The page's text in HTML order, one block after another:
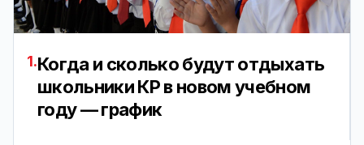
1.Когда и сколько будут отдыхать
школьники КР в новом учебном
году — график